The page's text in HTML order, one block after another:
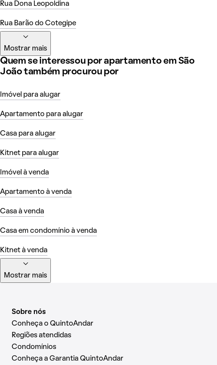
Rua Dona Leopoldina
Rua Barão do Cotegipe
Mostrar mais
Quem se interessou por apartamento em São
João também procurou por
Imóvel para alugar
Apartamento para alugar
Casa para alugar
Kitnet para alugar
Imóvel à venda
Apartamento à venda
Casa à venda
Casa em condomínio à venda
Kitnet à venda
Mostrar mais
Sobre nós
Conheça o QuintoAndar
Regiões atendidas
Condomínios
Conheça a Garantia QuintoAndar